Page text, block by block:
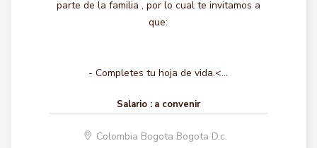
parte de la familia , por lo cual te invitamos a
que:
- Completes tu hoja de vida.<...
Salario : a convenir
Colombia Bogota Bogota D.c.